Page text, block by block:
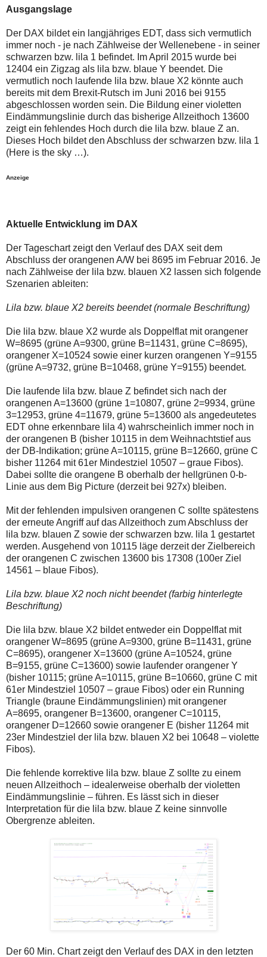
Verstösse
die
Netiquette
ein
Missbrauch
der
Kommentarfunktion
sein.
Bitte
überprüfen
Sie
Ihre
Browsereinstellungen
oder
Internetverbindung
zu
späteren
Zeitpunkt
noch
einmal.
Sollte
weiterbestehen
ich
um
Kontaktaufnahme
per
Mail
elliottwellen@online.de.
Bis
zur
Lösung
des
sind
die
Post
auch
auf
der
wallstreet-
online.de
verfügbar.
Alternativ
sind
Post
auch
der
Plattform
wallstreet-
online.de
verfügbar.
Ausgangslage
Der DAX bildet ein langjähriges EDT, dass sich vermutlich
immer noch - je nach Zählweise der Wellenebene - in seiner
schwarzen bzw. lila 1 befindet. Im April 2015 wurde bei
12404 ein Zigzag als lila bzw. blaue Y beendet. Die
vermutlich noch laufende lila bzw. blaue X2 könnte auch
bereits mit dem Brexit-Rutsch im Juni 2016 bei 9155
abgeschlossen worden sein. Die Bildung einer violetten
Eindämmungslinie durch das bisherige Allzeithoch 13600
zeigt ein fehlendes Hoch durch die lila bzw. blaue Z an.
Dieses Hoch bildet den Abschluss der schwarzen bzw. lila 1
(Here is the sky …).
Anzeige
Aktuelle Entwicklung im DAX
Der Tageschart zeigt den Verlauf des DAX seit dem
Abschluss der orangenen A/W bei 8695 im Februar 2016. Je
nach Zählweise der lila bzw. blauen X2 lassen sich folgende
Szenarien ableiten:
Lila bzw. blaue X2 bereits beendet (normale Beschriftung)
Die lila bzw. blaue X2 wurde als Doppelflat mit orangener
W=8695 (grüne A=9300, grüne B=11431, grüne C=8695),
orangener X=10524 sowie einer kurzen orangenen Y=9155
(grüne A=9732, grüne B=10468, grüne Y=9155) beendet.
Die laufende lila bzw. blaue Z befindet sich nach der
orangenen A=13600 (grüne 1=10807, grüne 2=9934, grüne
3=12953, grüne 4=11679, grüne 5=13600 als angedeutetes
EDT ohne erkennbare lila 4) wahrscheinlich immer noch in
der orangenen B (bisher 10115 in dem Weihnachtstief aus
der DB-Indikation; grüne A=10115, grüne B=12660, grüne C
bisher 11264 mit 61er Mindestziel 10507 – graue Fibos).
Dabei sollte die orangene B oberhalb der hellgrünen 0-b-
Linie aus dem Big Picture (derzeit bei 927x) bleiben.
Mit der fehlenden impulsiven orangenen C sollte spätestens
der erneute Angriff auf das Allzeithoch zum Abschluss der
lila bzw. blauen Z sowie der schwarzen bzw. lila 1 gestartet
werden. Ausgehend von 10115 läge derzeit der Zielbereich
der orangenen C zwischen 13600 bis 17308 (100er Ziel
14561 – blaue Fibos).
Lila bzw. blaue X2 noch nicht beendet (farbig hinterlegte
Beschriftung)
Die lila bzw. blaue X2 bildet entweder ein Doppelflat mit
orangener W=8695 (grüne A=9300, grüne B=11431, grüne
C=8695), orangener X=13600 (grüne A=10524, grüne
B=9155, grüne C=13600) sowie laufender orangener Y
(bisher 10115; grüne A=10115, grüne B=10660, grüne C mit
61er Mindestziel 10507 – graue Fibos) oder ein Running
Triangle (braune Eindämmungslinien) mit orangener
A=8695, orangener B=13600, orangener C=10115,
orangener D=12660 sowie orangener E (bisher 11264 mit
23er Mindestziel der lila bzw. blauen X2 bei 10648 – violette
Fibos).
Die fehlende korrektive lila bzw. blaue Z sollte zu einem
neuen Allzeithoch – idealerweise oberhalb der violetten
Eindämmungslinie – führen. Es lässt sich in dieser
Interpretation für die lila bzw. blaue Z keine sinnvolle
Obergrenze ableiten.
Der 60 Min. Chart zeigt den Verlauf des DAX in den letzten